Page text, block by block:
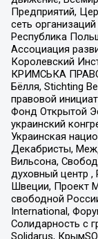
Предприятий,
сеть
Республика
Ассоциация
Королевский
КРИМСЬКА
Бёлля, Stichting
правовой
Фонд Открытой
украинский
Украинская
Декабристы,
Вильсона,
духовный центр ,
Швеции, Проект
свободной
International,
Солидарность с
Solidarus,